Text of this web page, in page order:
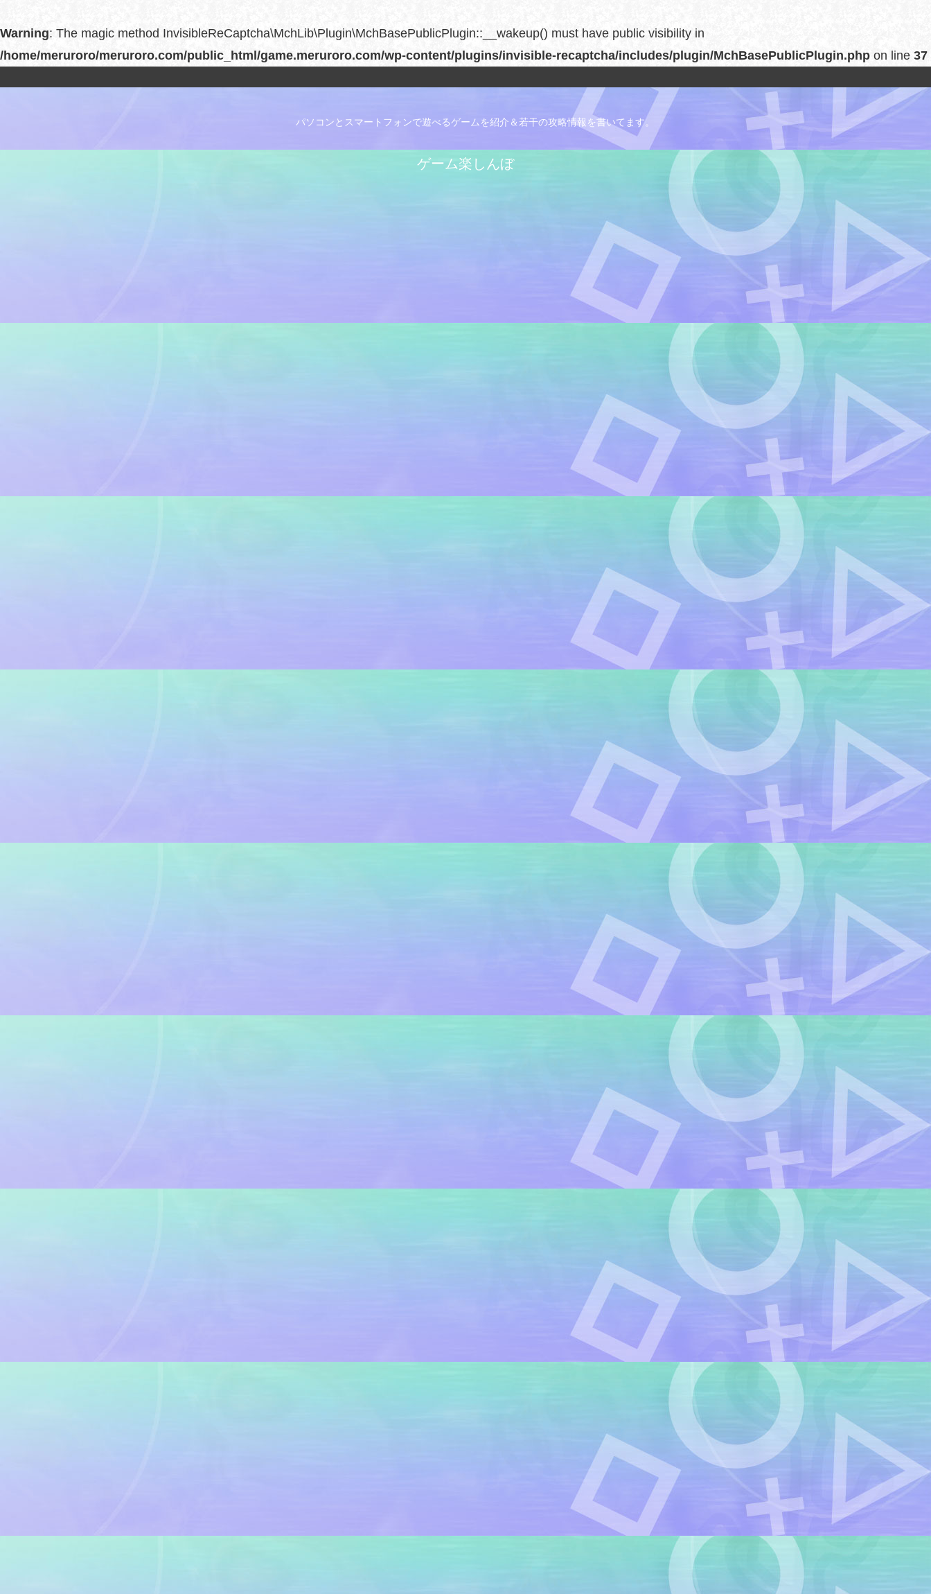
Warning: The magic method InvisibleReCaptcha\MchLib\Plugin\MchBasePublicPlugin::__wakeup() must have public visibility in
/home/meruroro/meruroro.com/public_html/game.meruroro.com/wp-content/plugins/invisible-recaptcha/includes/plugin/MchBasePublicPlugin.php on line 37
パソコンとスマートフォンで遊べるゲームを紹介＆若干の攻略情報を書いてます。
ゲーム楽しんぼ